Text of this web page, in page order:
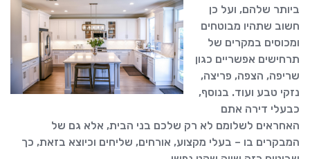
ביותר שלהם, ועל כן
חשוב שתהיו מבוטחים
ומכוסים במקרים של
תרחישים אפשריים כגון
שריפה, הצפה, פריצה,
נזקי טבע ועוד. בנוסף,
כבעלי דירה אתם
האחראים לשלומם לא רק שלכם בני הבית, אלא גם של
המבקרים בו – בעלי מקצוע, אורחים, שליחים וכיוצא בזאת, כך